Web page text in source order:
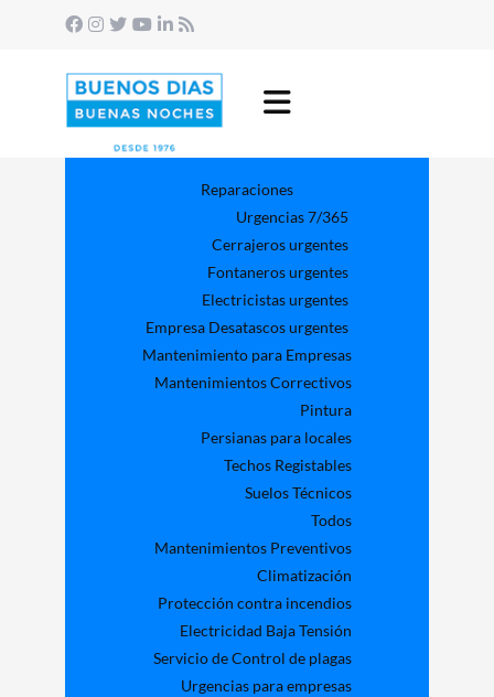
Reparaciones
Urgencias 7/365
Cerrajeros urgentes
Fontaneros urgentes
Electricistas urgentes
Empresa Desatascos urgentes
Mantenimiento para Empresas​
Mantenimientos Correctivos
Pintura
Persianas para locales
Techos Registables
Suelos Técnicos
Todos
Mantenimientos Preventivos
Climatización
Protección contra incendios
Electricidad Baja Tensión
Servicio de Control de plagas
Urgencias para empresas